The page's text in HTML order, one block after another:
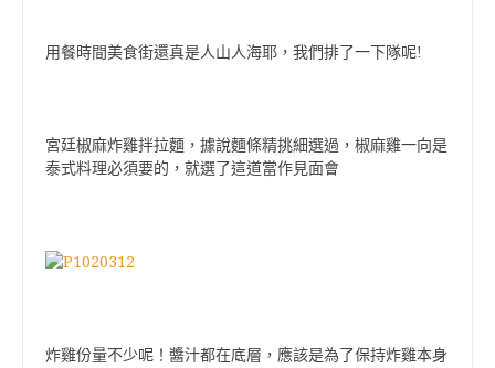
用餐時間美食街還真是人山人海耶，我們排了一下隊呢!
宮廷椒麻炸雞拌拉麵，據說麵條精挑細選過，椒麻雞一向是
泰式料理必須要的，就選了這道當作見面會
炸雞份量不少呢！醬汁都在底層，應該是為了保持炸雞本身